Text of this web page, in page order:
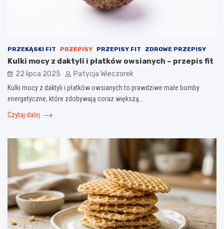
PRZEKĄSKI FIT PRZEPISY PRZEPISY FIT ZDROWE PRZEPISY
Kulki mocy z daktyli i płatków owsianych – przepis fit
22 lipca 2025 Patycja Wieczorek
Kulki mocy z daktyli i płatków owsianych to prawdziwe małe bomby
energetyczne, które zdobywają coraz większą…
Czytaj dalej